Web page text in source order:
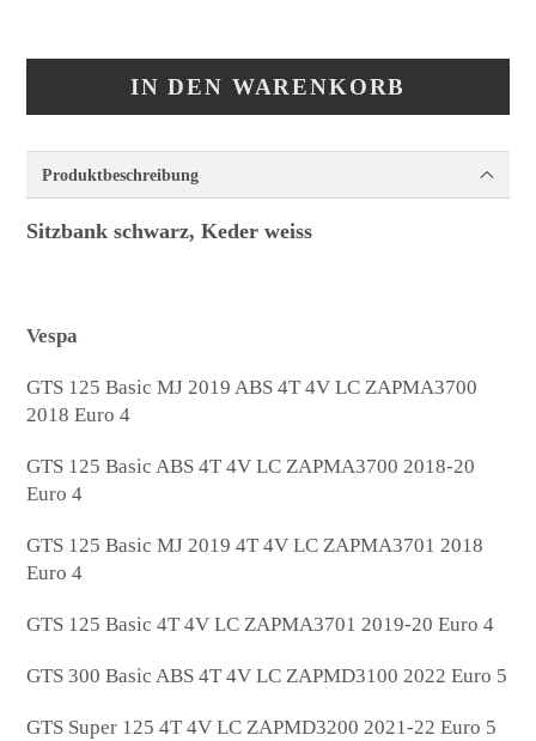
IN DEN WARENKORB
Produktbeschreibung
Sitzbank schwarz, Keder weiss
Vespa
GTS 125 Basic MJ 2019 ABS 4T 4V LC ZAPMA3700
2018 Euro 4
GTS 125 Basic ABS 4T 4V LC ZAPMA3700 2018-20
Euro 4
GTS 125 Basic MJ 2019 4T 4V LC ZAPMA3701 2018
Euro 4
GTS 125 Basic 4T 4V LC ZAPMA3701 2019-20 Euro 4
GTS 300 Basic ABS 4T 4V LC ZAPMD3100 2022 Euro 5
GTS Super 125 4T 4V LC ZAPMD3200 2021-22 Euro 5